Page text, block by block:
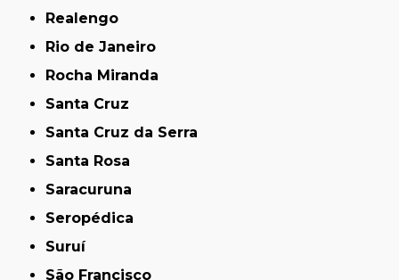
Realengo
Rio de Janeiro
Rocha Miranda
Santa Cruz
Santa Cruz da Serra
Santa Rosa
Saracuruna
Seropédica
Suruí
São Francisco